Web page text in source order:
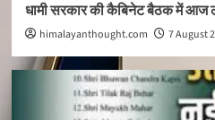
धामी सरकार की कैबिनेट बैठक में आज
himalayanthought.com 7 August